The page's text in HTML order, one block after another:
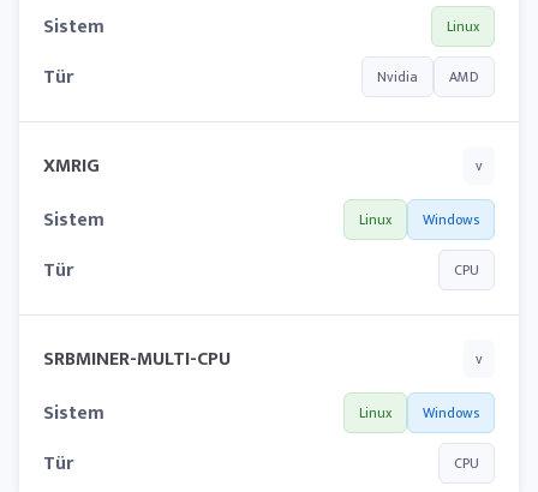
Sistem Linux
Tür Nvidia AMD
XMRIG v
Sistem Linux Windows
Tür CPU
SRBMINER-MULTI-CPU v
Sistem Linux Windows
Tür CPU